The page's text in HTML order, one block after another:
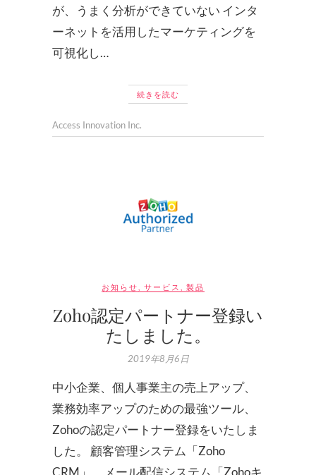
が、うまく分析ができていない インタ
ーネットを活用したマーケティングを
可視化し…
続きを読む
Access Innovation Inc.
お知らせ サービス 製品
Zoho認定パートナー登録い
たしました。
2019年8月6日
中小企業、個人事業主の売上アップ、
業務効率アップのための最強ツール、
Zohoの認定パートナー登録をいたしま
した。 顧客管理システム「Zoho
CRM」、メール配信システム「Zohoキ